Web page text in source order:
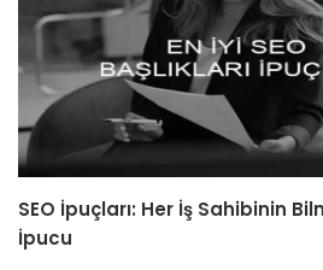
SEO İpuçları: Her İş Sahibinin
İpucu